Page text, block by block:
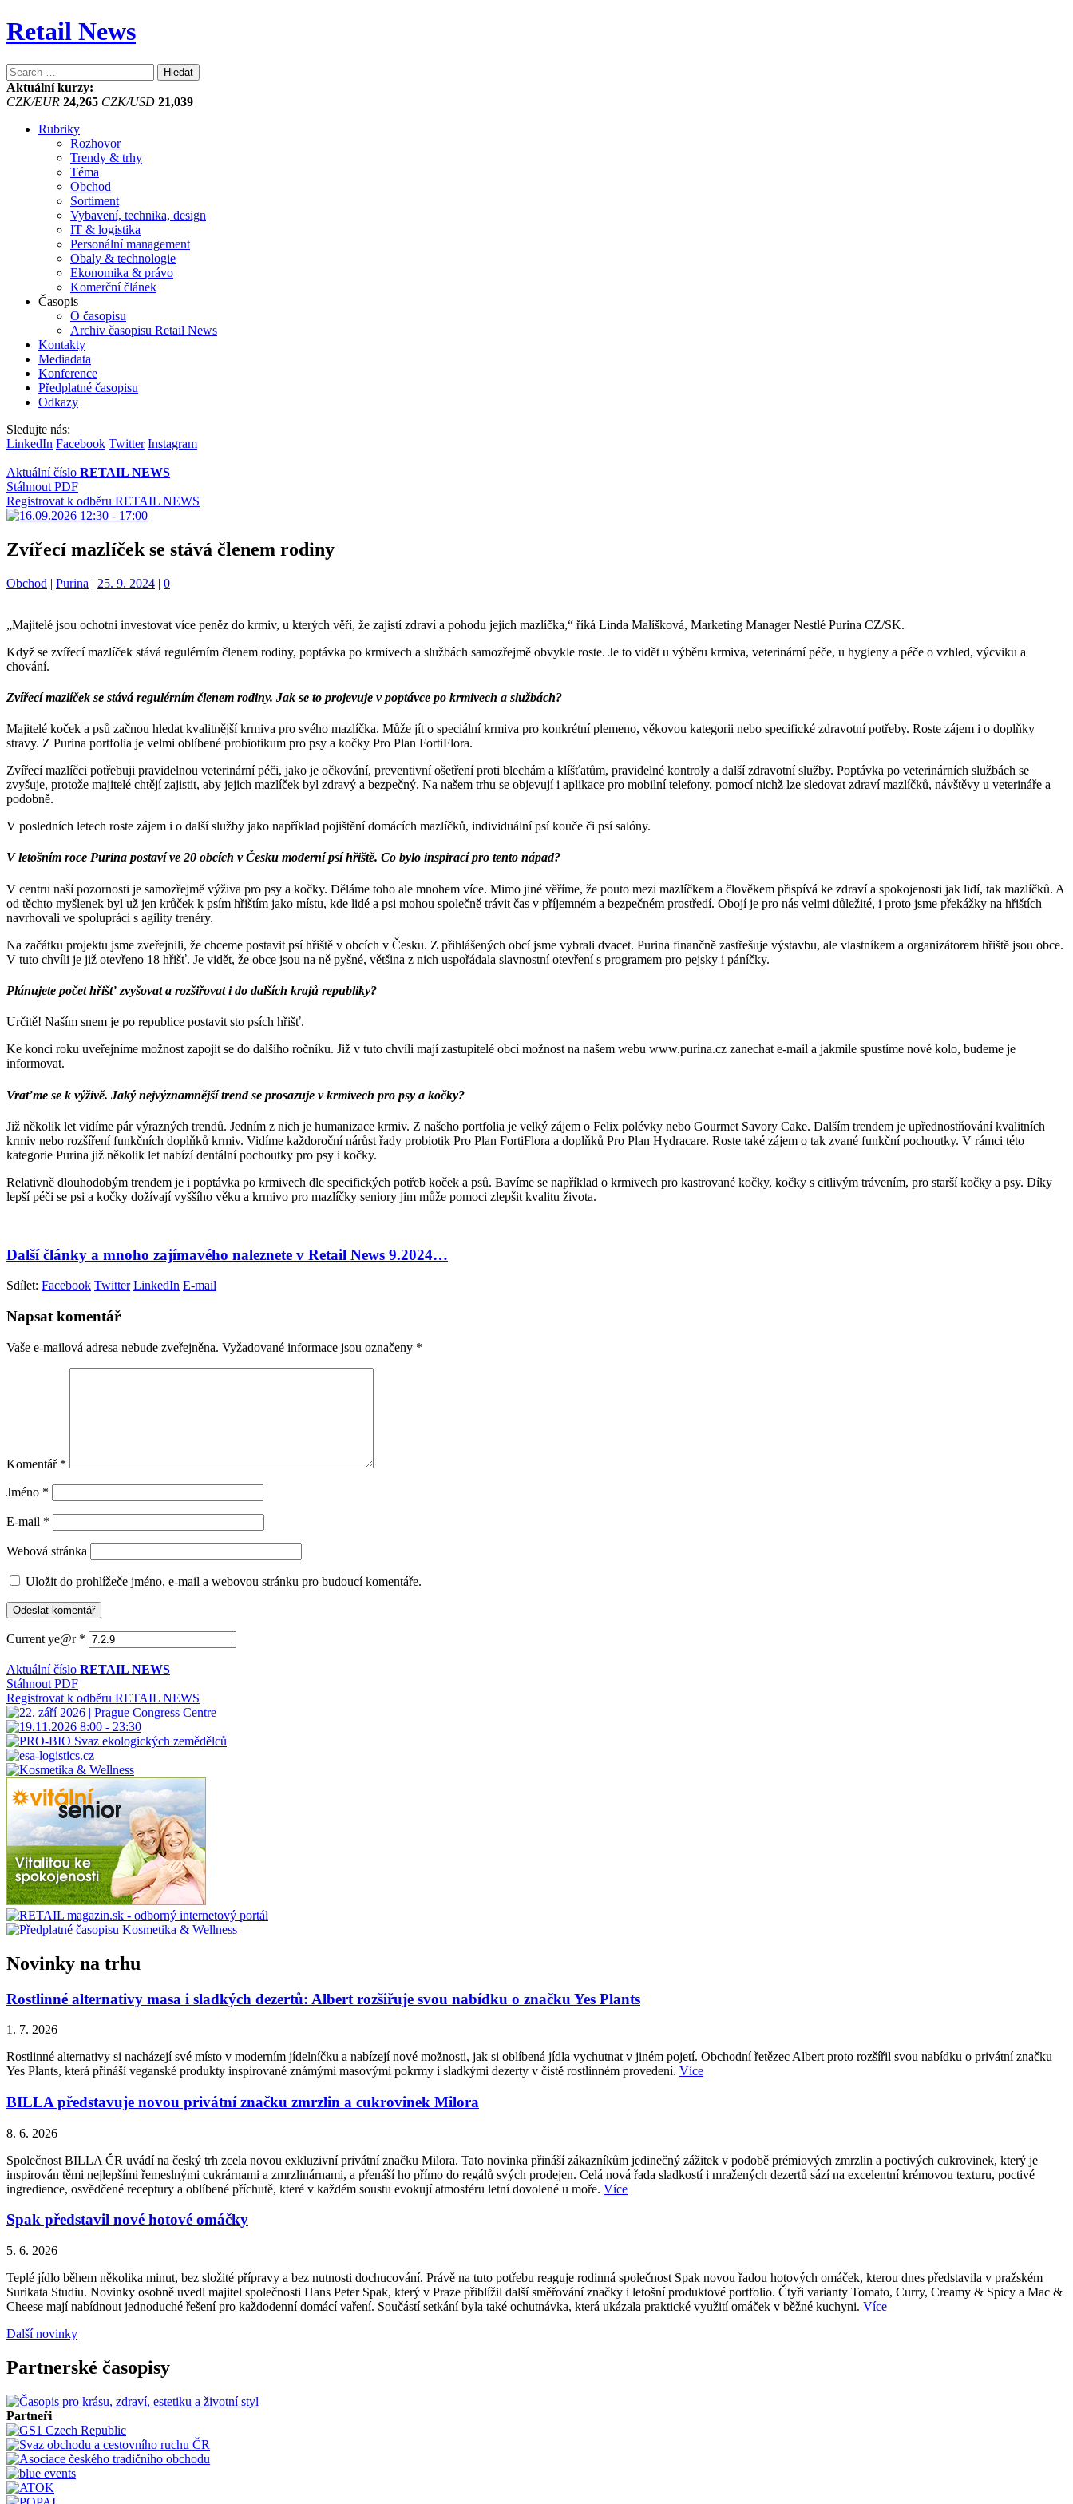
Retail News
Vyhledávání
Aktuální kurzy:
CZK/EUR 24,265 CZK/USD 21,039
Rubriky
Rozhovor
Trendy & trhy
Téma
Obchod
Sortiment
Vybavení, technika, design
IT & logistika
Personální management
Obaly & technologie
Ekonomika & právo
Komerční článek
Časopis
O časopisu
Archiv časopisu Retail News
Kontakty
Mediadata
Konference
Předplatné časopisu
Odkazy
Sledujte nás:
LinkedIn Facebook Twitter Instagram
Aktuální číslo RETAIL NEWS
Stáhnout PDF
Registrovat k odběru RETAIL NEWS
Zvířecí mazlíček se stává členem rodiny
Kategorie:
Obchod | Štítky:
Purina | 25. 9. 2024 | 0
„Majitelé jsou ochotni investovat více peněz do krmiv, u kterých věří, že zajistí zdraví a pohodu jejich mazlíčka,“ říká Linda Malíšková, Marketing Manager Nestlé Purina CZ/SK.
Když se zvířecí mazlíček stává regulérním členem rodiny, poptávka po krmivech a službách samozřejmě obvykle roste. Je to vidět u výběru krmiva, veterinární péče, u hygieny a péče o vzhled, výcviku a
chování.
Zvířecí mazlíček se stává regulérním členem rodiny. Jak se to projevuje v poptávce po krmivech a službách?
Majitelé koček a psů začnou hledat kvalitnější krmiva pro svého mazlíčka. Může jít o speciální krmiva pro konkrétní plemeno, věkovou kategorii nebo specifické zdravotní potřeby. Roste zájem i o doplňky
stravy. Z Purina portfolia je velmi oblíbené probiotikum pro psy a kočky Pro Plan FortiFlora.
Zvířecí mazlíčci potřebuji pravidelnou veterinární péči, jako je očkování, preventivní ošetření proti blechám a klíšťatům, pravidelné kontroly a další zdravotní služby. Poptávka po veterinárních službách se
zvyšuje, protože majitelé chtějí zajistit, aby jejich mazlíček byl zdravý a bezpečný. Na našem trhu se objevují i aplikace pro mobilní telefony, pomocí nichž lze sledovat zdraví mazlíčků, návštěvy u veterináře a
podobně.
V posledních letech roste zájem i o další služby jako například pojištění domácích mazlíčků, individuální psí kouče či psí salóny.
V letošním roce Purina postaví ve 20 obcích v Česku moderní psí hřiště. Co bylo inspirací pro tento nápad?
V centru naší pozornosti je samozřejmě výživa pro psy a kočky. Děláme toho ale mnohem více. Mimo jiné věříme, že pouto mezi mazlíčkem a člověkem přispívá ke zdraví a spokojenosti jak lidí, tak mazlíčků. A
od těchto myšlenek byl už jen krůček k psím hřištím jako místu, kde lidé a psi mohou společně trávit čas v příjemném a bezpečném prostředí. Obojí je pro nás velmi důležité, i proto jsme překážky na hřištích
navrhovali ve spolupráci s agility trenéry.
Na začátku projektu jsme zveřejnili, že chceme postavit psí hřiště v obcích v Česku. Z přihlášených obcí jsme vybrali dvacet. Purina finančně zastřešuje výstavbu, ale vlastníkem a organizátorem hřiště jsou obce.
V tuto chvíli je již otevřeno 18 hřišť. Je vidět, že obce jsou na ně pyšné, většina z nich uspořádala slavnostní otevření s programem pro pejsky i páníčky.
Plánujete počet hřišť zvyšovat a rozšiřovat i do dalších krajů republiky?
Určitě! Naším snem je po republice postavit sto psích hřišť.
Ke konci roku uveřejníme možnost zapojit se do dalšího ročníku. Již v tuto chvíli mají zastupitelé obcí možnost na našem webu www.purina.cz zanechat e-mail a jakmile spustíme nové kolo, budeme je
informovat.
Vraťme se k výživě. Jaký nejvýznamnější trend se prosazuje v krmivech pro psy a kočky?
Již několik let vidíme pár výrazných trendů. Jedním z nich je humanizace krmiv. Z našeho portfolia je velký zájem o Felix polévky nebo Gourmet Savory Cake. Dalším trendem je upřednostňování kvalitních
krmiv nebo rozšíření funkčních doplňků krmiv. Vidíme každoroční nárůst řady probiotik Pro Plan FortiFlora a doplňků Pro Plan Hydracare. Roste také zájem o tak zvané funkční pochoutky. V rámci této
kategorie Purina již několik let nabízí dentální pochoutky pro psy i kočky.
Relativně dlouhodobým trendem je i poptávka po krmivech dle specifických potřeb koček a psů. Bavíme se například o krmivech pro kastrované kočky, kočky s citlivým trávením, pro starší kočky a psy. Díky
lepší péči se psi a kočky dožívají vyššího věku a krmivo pro mazlíčky seniory jim může pomoci zlepšit kvalitu života.
Další články a mnoho zajímavého naleznete v Retail News 9.2024…
Sdílet: Facebook Twitter LinkedIn E-mail
Napsat komentář
Vaše e-mailová adresa nebude zveřejněna. Vyžadované informace jsou označeny *
Komentář *
Jméno *
E-mail *
Webová stránka
Uložit do prohlížeče jméno, e-mail a webovou stránku pro budoucí komentáře.
Current ye@r *
Aktuální číslo RETAIL NEWS
Stáhnout PDF
Registrovat k odběru RETAIL NEWS
Novinky na trhu
Rostlinné alternativy masa i sladkých dezertů: Albert rozšiřuje svou nabídku o značku Yes Plants
1. 7. 2026
Rostlinné alternativy si nacházejí své místo v moderním jídelníčku a nabízejí nové možnosti, jak si oblíbená jídla vychutnat v jiném pojetí. Obchodní řetězec Albert proto rozšířil svou nabídku o privátní značku
Yes Plants, která přináší veganské produkty inspirované známými masovými pokrmy i sladkými dezerty v čistě rostlinném provedení. Více
BILLA představuje novou privátní značku zmrzlin a cukrovinek Milora
8. 6. 2026
Společnost BILLA ČR uvádí na český trh zcela novou exkluzivní privátní značku Milora. Tato novinka přináší zákazníkům jedinečný zážitek v podobě prémiových zmrzlin a poctivých cukrovinek, který je
inspirován těmi nejlepšími řemeslnými cukrárnami a zmrzlinárnami, a přenáší ho přímo do regálů svých prodejen. Celá nová řada sladkostí i mražených dezertů sází na excelentní krémovou texturu, poctivé
ingredience, osvědčené receptury a oblíbené příchutě, které v každém soustu evokují atmosféru letní dovolené u moře. Více
Spak představil nové hotové omáčky
5. 6. 2026
Teplé jídlo během několika minut, bez složité přípravy a bez nutnosti dochucování. Právě na tuto potřebu reaguje rodinná společnost Spak novou řadou hotových omáček, kterou dnes představila v pražském
Surikata Studiu. Novinky osobně uvedl majitel společnosti Hans Peter Spak, který v Praze přiblížil další směřování značky i letošní produktové portfolio. Čtyři varianty Tomato, Curry, Creamy & Spicy a Mac &
Cheese mají nabídnout jednoduché řešení pro každodenní domácí vaření. Součástí setkání byla také ochutnávka, která ukázala praktické využití omáček v běžné kuchyni. Více
Další novinky
Partnerské časopisy
Partneři